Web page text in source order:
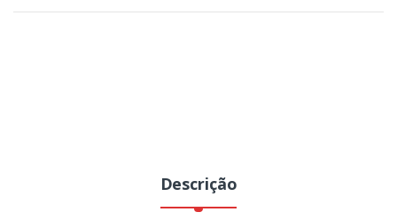
Descrição